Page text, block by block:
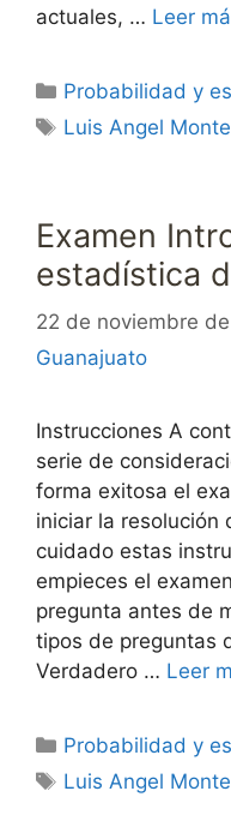
actuales, … Leer
Categorías
Probabilidad y
Etiquetas
Luis Angel
Examen
estadística
22 de noviembre
Guanajuato
Instrucciones A
serie de
forma exitosa el
iniciar la resolución
cuidado estas
empieces el
pregunta antes de
tipos de preguntas
Verdadero … Leer
Categorías
Probabilidad y
Etiquetas
Luis Angel